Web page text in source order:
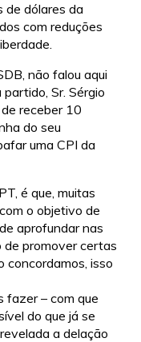
de dólares da
com reduções
não falou aqui
Sr. Sérgio
receber 10
do seu
uma CPI da
é que, muitas
o objetivo de
aprofundar nas
de promover certas
concordamos, isso
fazer – com que
do que já se
a delação